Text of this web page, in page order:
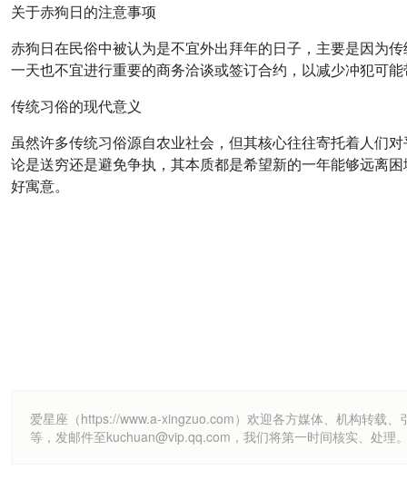
关于赤狗日的注意事项
赤狗日在民俗中被认为是不宜外出拜年的日子，主要是因为
一天也不宜进行重要的商务洽谈或签订合约，以减少冲犯可
传统习俗的现代意义
虽然许多传统习俗源自农业社会，但其核心往往寄托着人们
论是送穷还是避免争执，其本质都是希望新的一年能够远离
好寓意。
爱星座（https://www.a-xingzuo.com）欢迎各方媒体、机构转载
等，发邮件至kuchuan@vip.qq.com，我们将第一时间核实、处理